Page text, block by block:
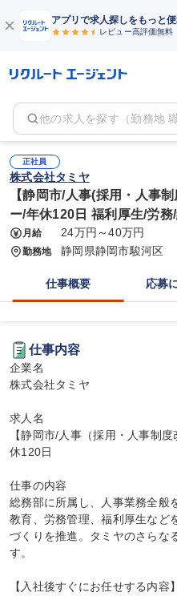
アプリで求人探しをもっと便
レビュー高評価無料
他の求人を探す（勤務地
正社員
株式会社タミヤ
【静岡市/人事(採用・人事
ー/年休120日 福利厚生/労務
月給 24万円～40万円
勤務地 静岡県静岡市駿河区
仕事概要 応募
仕事内容
企業名
株式会社タミヤ
求人名
【静岡市/人事（採用・人事制
休120日
仕事の内容
総務部に所属し、人事業務全般
教育、労務管理、福利厚生など
づくりを推進。タミヤのさらな
す。
【入社後すぐにお任せする内容】